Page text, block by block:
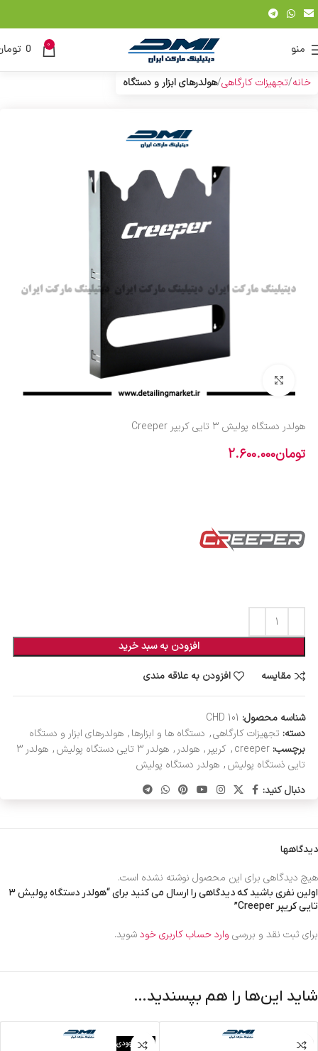
منو 0
0
خانه تجهیزات کارگاهی هولدرهای ابزار و دستگاه
هولدر دستگاه پولیش ۳ تایی کریپر Creeper
تومان2.600.000
افزودن به سبد خرید
مقایسه
افزودن به علاقه مندی
شناسه محصول: CHD 101
دسته: تجهیزات کارگاهی, دستگاه ها و ابزارها, هولدرهای ابزار و دستگاه
برچسب: creeper
, کریپر , هولدر , هولدر 3 تایی دستگاه پولیش ,
هولدر 3
تایی ذستگاه پولیش, هولدر دستگاه پولیش
دنبال کنید:
دیدگاهها
هیچ دیدگاهی برای این محصول نوشته نشده است.
اولین نفری باشید که دیدگاهی را ارسال می کنید برای “هولدر دستگاه پولیش ۳
تایی کریپر Creeper”
برای ثبت نقد و بررسی وارد حساب کاربری خودشوید.
شاید این‌ها را هم بپسندید…
اتمام موجودی